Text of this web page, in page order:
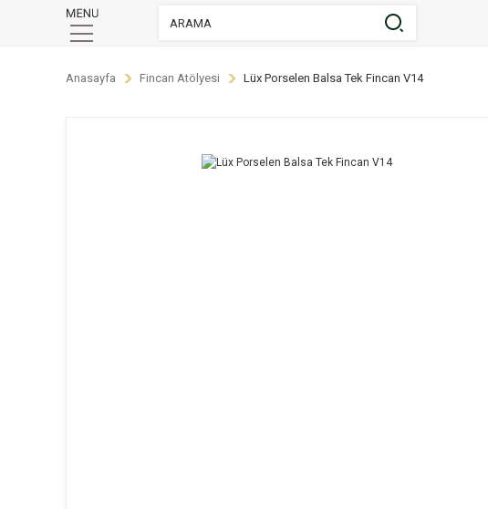
Anasayfa Fincan Atölyesi Lüx Porselen Balsa Tek Fincan V14